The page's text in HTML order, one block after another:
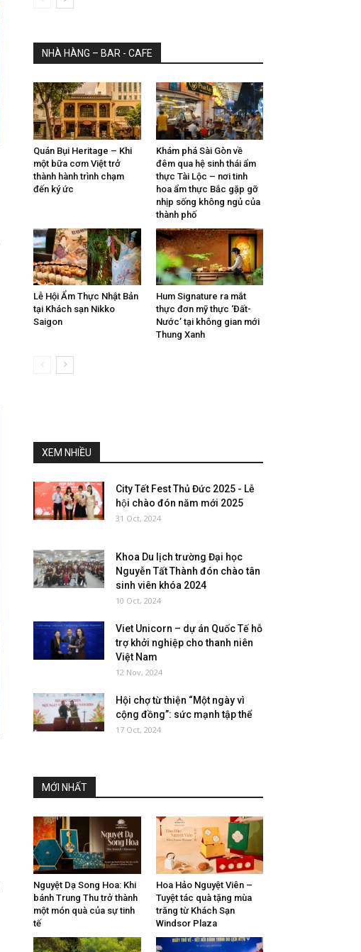
NHÀ HÀNG – BAR - CAFE
Quán Bụi Heritage – Khi
một bữa cơm Việt trở
thành hành trình chạm
đến ký ức
Khám phá Sài Gòn về
đêm qua hệ sinh thái ẩm
thực Tài Lộc – nơi tinh
hoa ẩm thực Bắc gặp gỡ
nhịp sống không ngủ của
thành phố
Lễ Hội Ẩm Thực Nhật Bản
tại Khách sạn Nikko
Saigon
Hum Signature ra mắt
thực đơn mỹ thực ‘Đất-
Nước’ tại không gian mới
Thung Xanh
XEM NHIỀU
City Tết Fest Thủ Đức 2025 - Lễ
hội chào đón năm mới 2025
31 Oct, 2024
Khoa Du lịch trường Đại học
Nguyễn Tất Thành đón chào tân
sinh viên khóa 2024
10 Oct, 2024
Viet Unicorn – dự án Quốc Tế hỗ
trợ khởi nghiệp cho thanh niên
Việt Nam
12 Nov, 2024
Hội chợ từ thiện “Một ngày vì
cộng đồng”: sức mạnh tập thể
17 Oct, 2024
MỚI NHẤT
Nguyệt Dạ Song Hoa: Khi
bánh Trung Thu trở thành
một món quà của sự tinh
tế
Hoa Hảo Nguyệt Viên –
Tuyệt tác quà tặng mùa
trăng từ Khách Sạn
Windsor Plaza